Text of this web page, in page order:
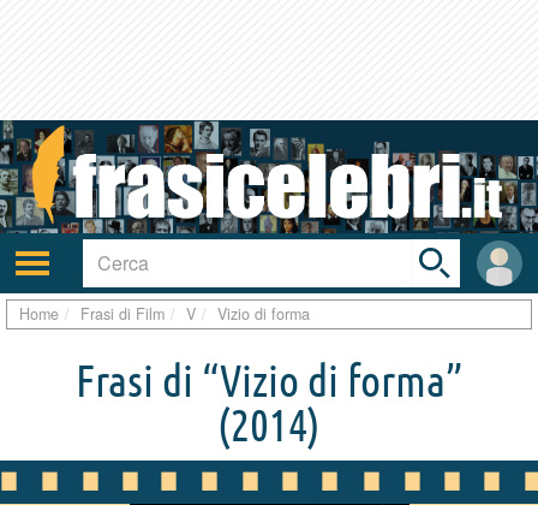
Attiva/disattiva
navigazione
User
area
Toggle
search
bar
Home Frasi di Film V Vizio di forma
Frasi di “Vizio di forma”
(2014)